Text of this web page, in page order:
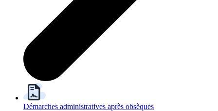
Démarches administratives après obsèques